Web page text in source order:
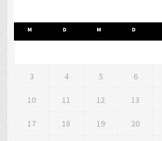
M D M D
3 4 5 6
10 11 12 13
17 18 19 20